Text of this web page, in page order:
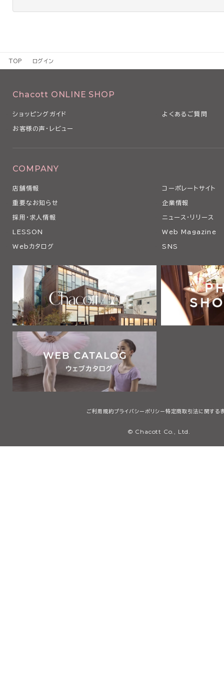
TOP ログイン
Chacott ONLINE SHOP
ショッピングガイド よくあるご質問
お客様の声・レビュー
COMPANY
店舗情報 コーポレートサイト
重要なお知らせ 企業情報
採用・求人情報 ニュース・リリース
LESSON Web Magazine
Webカタログ SNS
ご利用規約プライバシーポリシー 特定商取引法に関する
© Chacott Co., Ltd.